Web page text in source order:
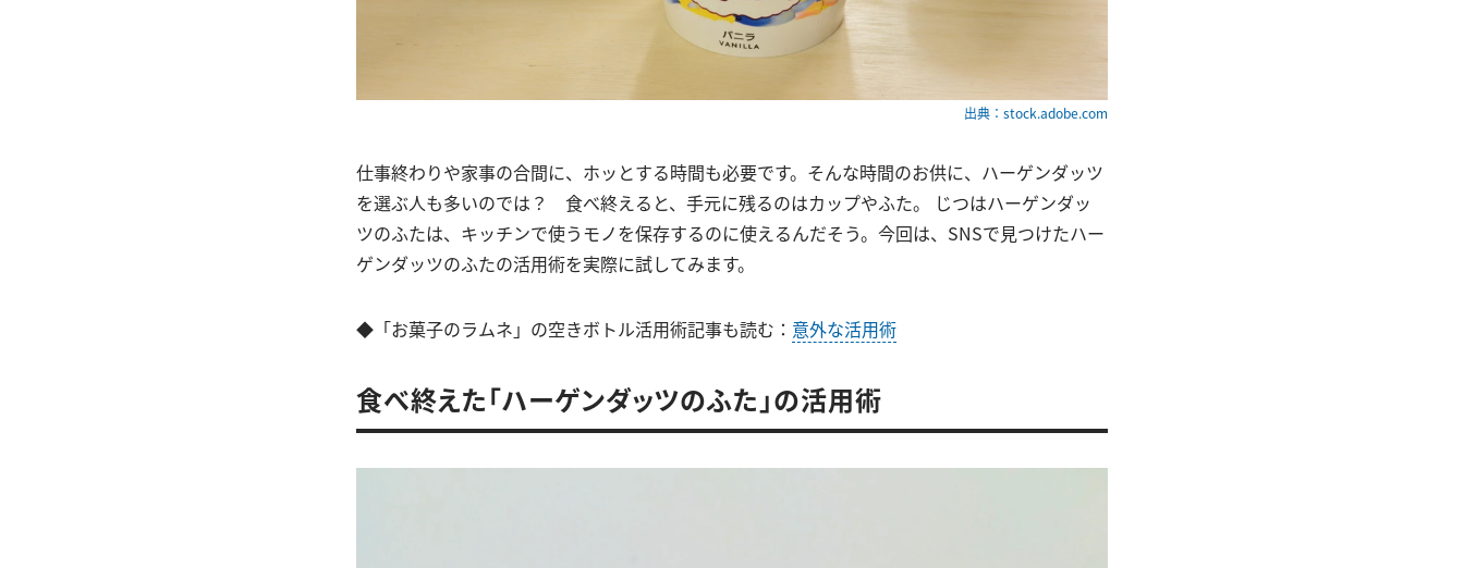
出典：stock.adobe.com
仕事終わりや家事の合間に、ホッとする時間も必要です。そんな時間のお供に、ハーゲンダッツ
を選ぶ人も多いのでは？ 食べ終えると、手元に残るのはカップやふた。 じつはハーゲンダッ
ツのふたは、キッチンで使うモノを保存するのに使えるんだそう。今回は、SNSで見つけたハー
ゲンダッツのふたの活用術を実際に試してみます。
◆「お菓子のラムネ」の空きボトル活用術記事も読む： 意外な活用術
食べ終えた「ハーゲンダッツのふた」の活用術